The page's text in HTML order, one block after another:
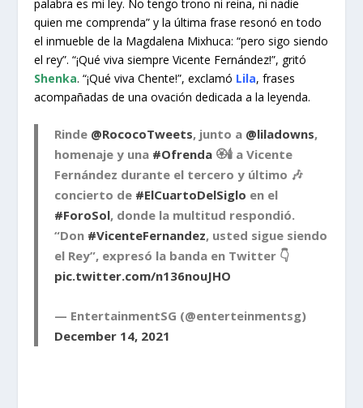
palabra es mi ley. No tengo trono ni reina, ni nadie
quien me comprenda” y la última frase resonó en todo
el inmueble de la Magdalena Mixhuca: “pero sigo siendo
el rey”. “¡Qué viva siempre Vicente Fernández!”, gritó
Shenka. “¡Qué viva Chente!”, exclamó Lila, frases
acompañadas de una ovación dedicada a la leyenda.
Rinde @RococoTweets, junto a @liladowns,
homenaje y una #Ofrenda 🏵🕯️ a Vicente
Fernández durante el tercero y último 🎶
concierto de #ElCuartoDelSiglo en el
#ForoSol, donde la multitud respondió.
“Don #VicenteFernandez, usted sigue siendo
el Rey”, expresó la banda en Twitter 👇
pic.twitter.com/n136nouJHO
— EntertainmentSG (@enterteinmentsg)
December 14, 2021